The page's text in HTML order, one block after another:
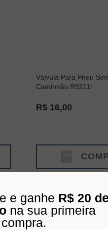
Válvula Para Pneu
Caminhão R9211r
R$ 16,00
e ganhe R$ 20 de
na sua primeira
compra.